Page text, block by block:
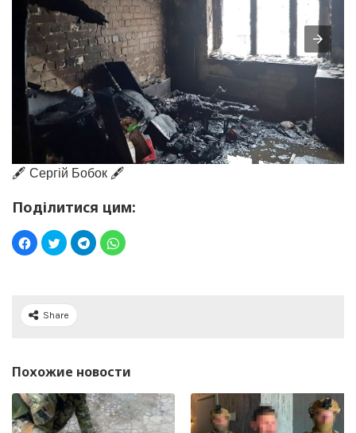
🖋️ Сергій Бобок 🖋️
Поділитися цим:
Share
Похожие новости